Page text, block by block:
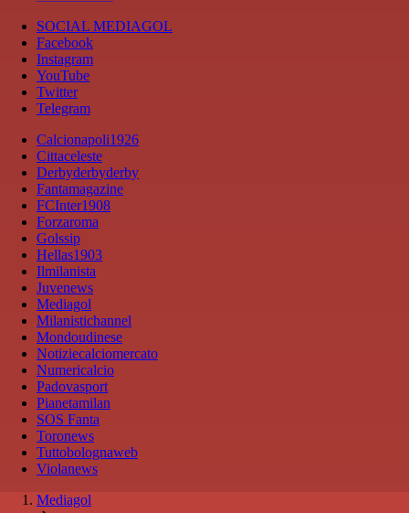
SOCIAL MEDIAGOL
Facebook
Instagram
YouTube
Twitter
Telegram
Calcionapoli1926
Cittaceleste
Derbyderbyderby
Fantamagazine
FCInter1908
Forzaroma
Golssip
Hellas1903
Ilmilanista
Juvenews
Mediagol
Milanistichannel
Mondoudinese
Notiziecalciomercato
Numericalcio
Padovasport
Pianetamilan
SOS Fanta
Toronews
Tuttobolognaweb
Violanews
Mediagol